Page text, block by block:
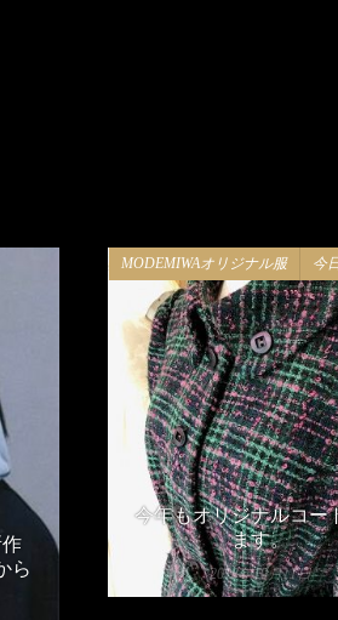
ら
MODEMIWAオリジナル服 今
今年もオリジナルコー
ます。
2018年10月11日